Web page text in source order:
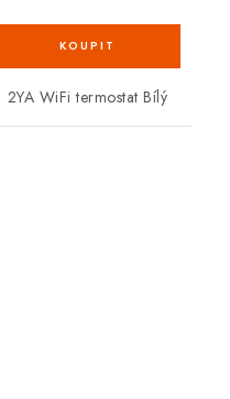
2YA WiFi termostat Bílý